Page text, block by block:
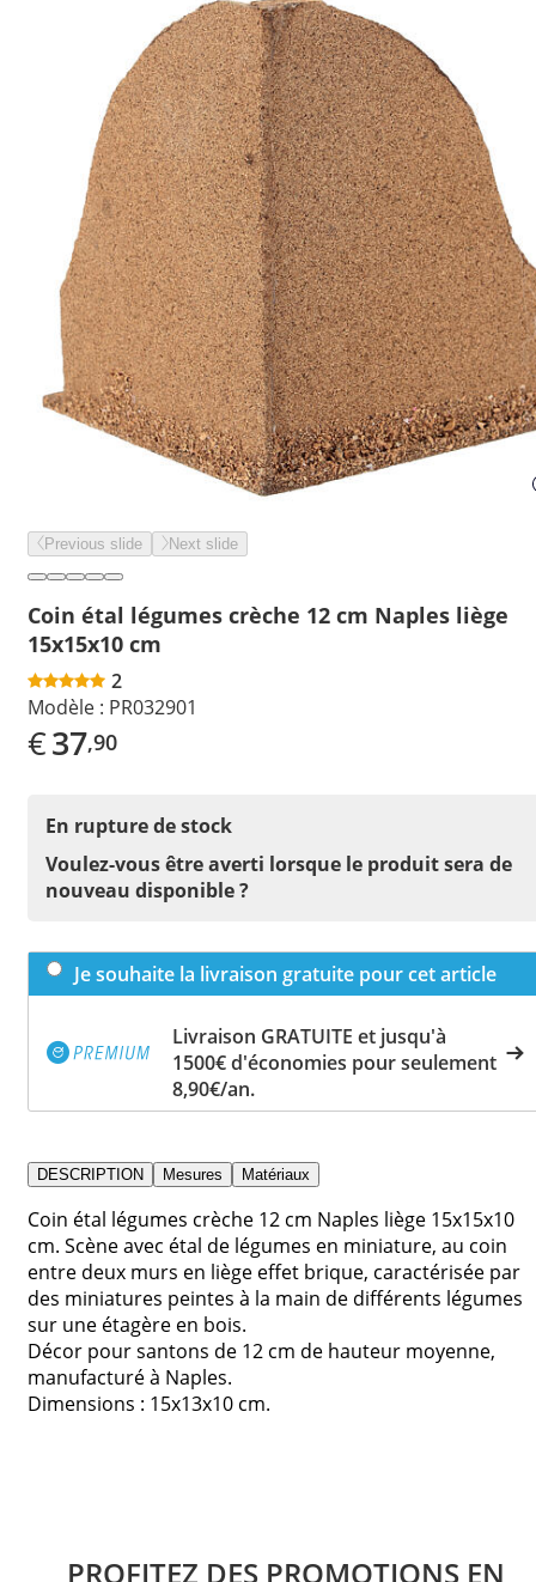
Previous slide Next slide
Coin étal légumes crèche 12 cm Naples liège
15x15x10 cm
2
Modèle : PR032901
€37,90
En rupture de stock
Voulez-vous être averti lorsque le produit sera de
nouveau disponible ?
Je souhaite la livraison gratuite pour cet article
Livraison GRATUITE et jusqu'à
1500€ d'économies pour seulement
8,90€/an.
DESCRIPTION Mesures Matériaux
Coin étal légumes crèche 12 cm Naples liège 15x15x10
cm. Scène avec étal de légumes en miniature, au coin
entre deux murs en liège effet brique, caractérisée par
des miniatures peintes à la main de différents légumes
sur une étagère en bois.
Décor pour santons de 12 cm de hauteur moyenne,
manufacturé à Naples.
Dimensions : 15x13x10 cm.
PROFITEZ DES PROMOTIONS EN